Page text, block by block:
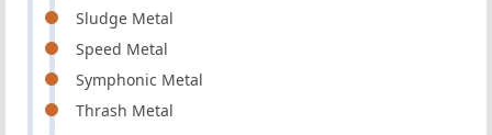
Sludge Metal
Speed Metal
Symphonic Metal
Thrash Metal